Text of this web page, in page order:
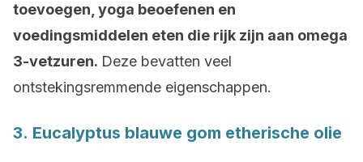
toevoegen, yoga beoefenen en
voedingsmiddelen eten die rijk zijn aan omega
3-vetzuren. Deze bevatten veel
ontstekingsremmende eigenschappen.
3. Eucalyptus blauwe gom etherische olie